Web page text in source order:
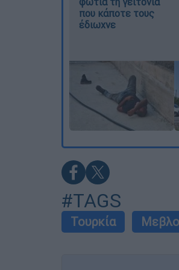
που κάποτε τους
έδιωχνε
#TAGS
Τουρκία